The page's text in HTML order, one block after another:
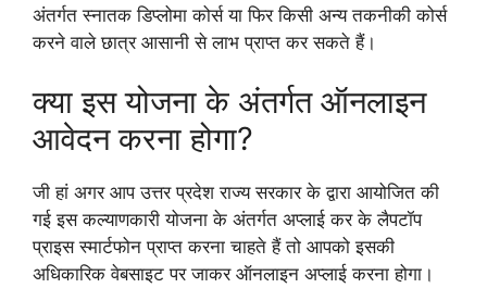
अंतर्गत स्नातक डिप्लोमा कोर्स या फिर किसी अन्य तकनीकी कोर्स
करने वाले छात्र आसानी से लाभ प्राप्त कर सकते हैं।
क्या इस योजना के अंतर्गत ऑनलाइन
आवेदन करना होगा?
जी हां अगर आप उत्तर प्रदेश राज्य सरकार के द्वारा आयोजित की
गई इस कल्याणकारी योजना के अंतर्गत अप्लाई कर के लैपटॉप
प्राइस स्मार्टफोन प्राप्त करना चाहते हैं तो आपको इसकी
अधिकारिक वेबसाइट पर जाकर ऑनलाइन अप्लाई करना होगा।